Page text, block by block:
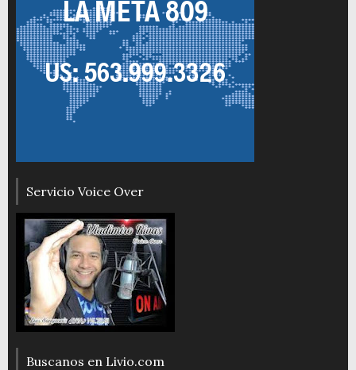
Servicio Voice Over
Buscanos en Livio.com